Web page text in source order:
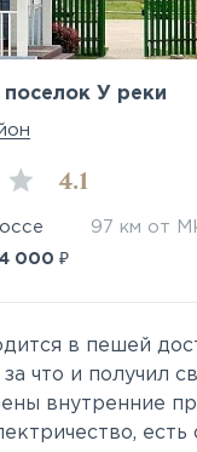
У реки
4.1
97 км от
000 ₽
в пешей
что и получил
внутренние
есть